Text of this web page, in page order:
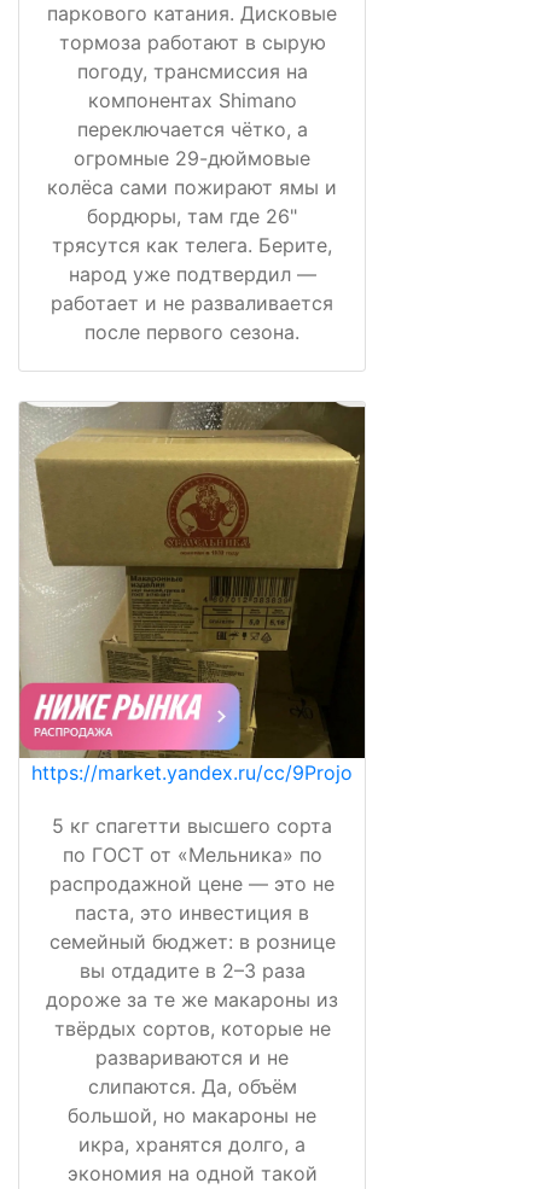
паркового катания. Дисковые
тормоза работают в сырую
погоду, трансмиссия на
компонентах Shimano
переключается чётко, а
огромные 29-дюймовые
колёса сами пожирают ямы и
бордюры, там где 26"
трясутся как телега. Берите,
народ уже подтвердил —
работает и не разваливается
после первого сезона.
https://market.yandex.ru/cc/9Projo
5 кг спагетти высшего сорта
по ГОСТ от «Мельника» по
распродажной цене — это не
паста, это инвестиция в
семейный бюджет: в рознице
вы отдадите в 2–3 раза
дороже за те же макароны из
твёрдых сортов, которые не
развариваются и не
слипаются. Да, объём
большой, но макароны не
икра, хранятся долго, а
экономия на одной такой